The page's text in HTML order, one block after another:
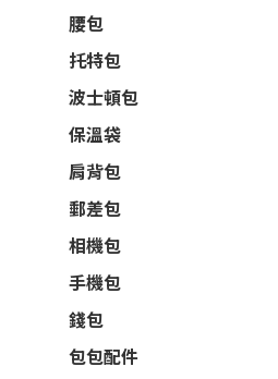
腰包
托特包
波士頓包
保溫袋
肩背包
郵差包
相機包
手機包
錢包
包包配件